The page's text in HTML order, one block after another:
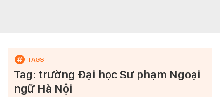
Tag: trường Đại học Sư phạm Ngoại
ngữ Hà Nội